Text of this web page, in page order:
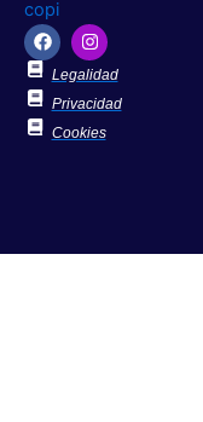
F
a
c
e
b
o
o
I
n
s
t
a
g
r
Legalidad
Privacidad
Cookies